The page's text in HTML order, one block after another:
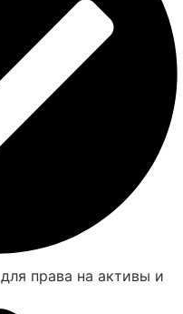
для права на активы и